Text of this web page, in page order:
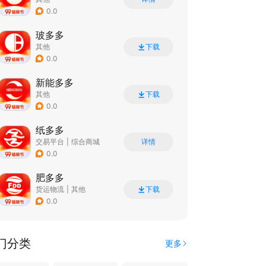
0.0
玻多多
其他
0.0
下载
新能多多
其他
0.0
下载
纸多多
交易平台
综合商城
0.0
详情
肥多多
货运物流
其他
0.0
下载
分类 更多